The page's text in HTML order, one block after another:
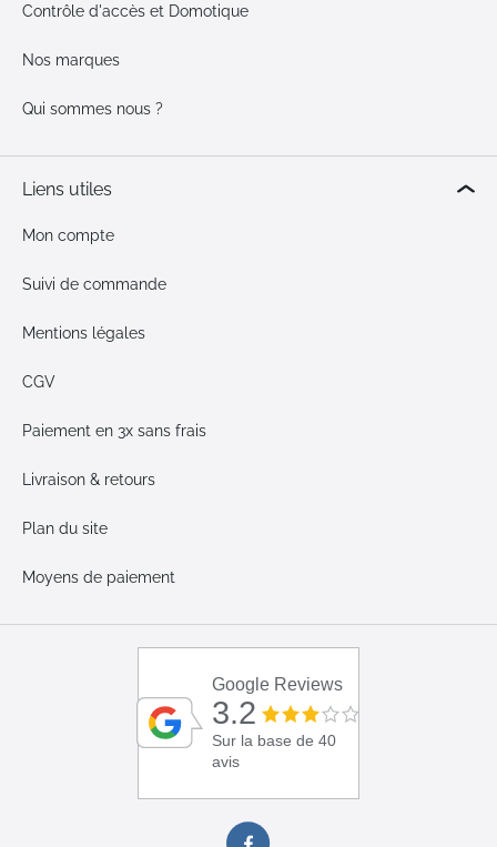
Contrôle d'accès et Domotique
Nos marques
Qui sommes nous ?
Liens utiles
Mon compte
Suivi de commande
Mentions légales
CGV
Paiement en 3x sans frais
Livraison & retours
Plan du site
Moyens de paiement
Google Reviews
3.2
Sur la base de 40
avis